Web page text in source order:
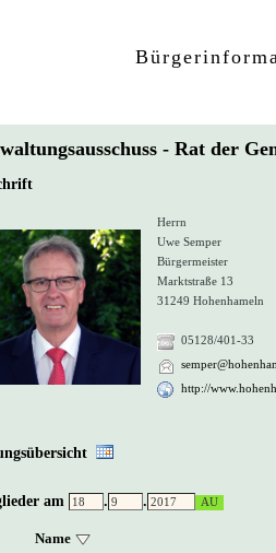
- Rat der
Herrn
Uwe Semper
Bürgermeister
Marktstraße 13
31249 Hohenhameln
05128/401-33
http://
am . .
Name